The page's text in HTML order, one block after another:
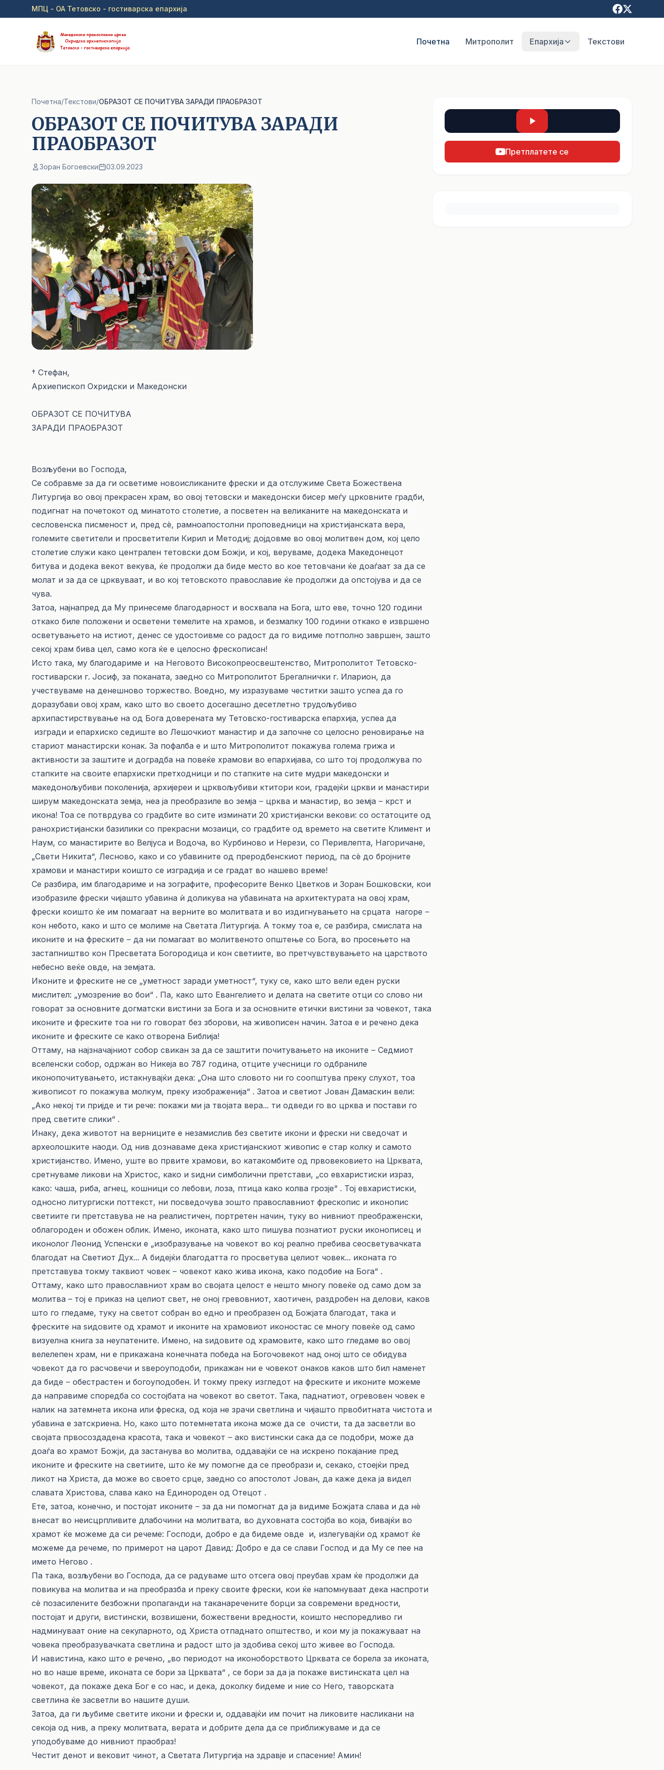
Прејди на главна содржина
МПЦ - ОА Тетовско - гостиварска епархија
Почетна Митрополит Епархија Текстови
Почетна/Текстови/ОБРАЗОТ СЕ ПОЧИТУВА ЗАРАДИ ПРАОБРАЗОТ
ОБРАЗОТ СЕ ПОЧИТУВА ЗАРАДИ
ПРАОБРАЗОТ
Зоран Богоевски 03.09.2023
† Стефан,
Архиепископ Охридски и Македонски
ОБРАЗОТ СЕ ПОЧИТУВА
ЗАРАДИ ПРАОБРАЗОТ
Возљубени во Господа,
Се собравме за да ги осветиме новоисликаните фрески и да отслужиме Света Божествена
Литургија во овој прекрасен храм, во овој тетовски и македонски бисер меѓу црковните градби,
подигнат на почетокот од минатото столетие, а посветен на великаните на македонската и
сесловенска писменост и, пред сѐ, рамноапостолни проповедници на христијанската вера,
големите светители и просветители Кирил и Методиј; дојдовме во овој молитвен дом, кој цело
столетие служи како централен тетовски дом Божји, и кој, веруваме, додека Македонецот
битува и додека векот векува, ќе продолжи да биде место во кое тетовчани ќе доаѓаат за да се
молат и за да се црквуваат, и во кој тетовското православие ќе продолжи да опстојува и да се
чува.
Затоа, најнапред да Му принесеме благодарност и восхвала на Бога, што еве, точно 120 години
откако биле положени и осветени темелите на храмов, и безмалку 100 години откако е извршено
осветувањето на истиот, денес се удостоивме со радост да го видиме потполно завршен, зашто
секој храм бива цел, само кога ќе е целосно фрескописан!
Исто така, му благодариме и на Неговото Високопреосвештенство, Митрополитот Тетовско-
гостиварски г. Јосиф, за поканата, заедно со Митрополитот Брегалнички г. Иларион, да
учествуваме на денешново торжество. Воедно, му изразуваме честитки зашто успеа да го
доразубави овој храм, како што во своето досегашно десетлетно трудољубиво
архипастирствување на од Бога доверената му Тетовско-гостиварска епархија, успеа да
изгради и епархиско седиште во Лешочкиот манастир и да започне со целосно реновирање на
стариот манастирски конак. За пофалба е и што Митрополитот покажува голема грижа и
активности за заштите и доградба на повеќе храмови во епархијава, со што тој продолжува по
стапките на своите епархиски претходници и по стапките на сите мудри македонски и
македонољубиви поколенија, архијереи и црквољубиви ктитори кои, градејќи цркви и манастири
ширум македонската земја, неа ја преобразиле во земја ‒ црква и манастир, во земја ‒ крст и
икона! Тоа се потврдува со градбите во сите изминати 20 христијански векови: со остатоците од
ранохристијански базилики со прекрасни мозаици, со градбите од времето на светите Климент и
Наум, со манастирите во Велјуса и Водоча, во Курбиново и Нерези, со Перивлепта, Нагоричане,
„Свети Никита“, Лесново, како и со убавините од преродбенскиот период, па сѐ до бројните
храмови и манастири коишто се изградија и се градат во нашево време!
Се разбира, им благодариме и на зографите, професорите Венко Цветков и Зоран Бошковски, кои
изобразиле фрески чијашто убавина ѝ доликува на убавината на архитектурата на овој храм,
фрески коишто ќе им помагаат на верните во молитвата и во издигнувањето на срцата нагоре ‒
кон небото, како и што се молиме на Светата Литургија. А токму тоа е, се разбира, смислата на
иконите и на фреските ‒ да ни помагаат во молитвеното општење со Бога, во просењето на
застапништво кон Пресветата Богородица и кон светиите, во претчувствувањето на царството
небесно веќе овде, на земјата.
Иконите и фреските не се „уметност заради уметност“, туку се, како што вели еден руски
мислител: „умозрение во бои“ . Па, како што Евангелието и делата на светите отци со слово ни
говорат за основните догматски вистини за Бога и за основните етички вистини за човекот, така
иконите и фреските тоа ни го говорат без зборови, на живописен начин. Затоа е и речено дека
иконите и фреските се како отворена Библија!
Оттаму, на најзначајниот собор свикан за да се заштити почитувањето на иконите ‒ Седмиот
вселенски собор, одржан во Никеја во 787 година, отците учесници го одбраниле
иконопочитувањето, истакнувајќи дека: „Она што словото ни го соопштува преку слухот, тоа
живописот го покажува молкум, преку изображенија“ . Затоа и светиот Јован Дамаскин вели:
„Ако некој ти пријде и ти рече: покажи ми ја твојата вера... ти одведи го во црква и постави го
пред светите слики“ .
Инаку, дека животот на верниците е незамислив без светите икони и фрески ни сведочат и
археолошките наоди. Од нив дознаваме дека христијанскиот живопис е стар колку и самото
христијанство. Имено, уште во првите храмови, во катакомбите од првовековиетo на Црквата,
сретнуваме ликови на Христос, како и ѕидни симболични претстави, „со евхаристиски израз,
како: чаша, риба, агнец, кошници со лебови, лоза, птица како колва грозје“ . Toj евхаристиски,
односно литургиски поттекст, ни посведочува зошто православниот фрескопис и иконопис
светиите ги претставува не на реалистичен, портретен начин, туку во нивниот преображенски,
облагороден и обожен облик. Имено, иконата, како што пишува познатиот руски иконописец и
иконолог Леонид Успенски е „изобразување на човекот во кој реално пребива сеосветувачката
благодат на Светиот Дух... А бидејќи благодатта го просветува целиот човек... иконата го
претставува токму таквиот човек ‒ човекот како жива икона, како подобие на Бога“ .
Оттаму, како што православниот храм во својата целост е нешто многу повеќе од само дом за
молитва – тој е приказ на целиот свет, не оној гревовниот, хаотичен, раздробен на делови, каков
што го гледаме, туку на светот собран во едно и преобразен од Божјата благодат, така и
фреските на ѕидовите од храмот и иконите на храмовиот иконостас се многу повеќе од само
визуелна книга за неупатените. Имено, на ѕидовите од храмовите, како што гледаме во овој
велелепен храм, ни е прикажана конечната победа на Богочовекот над оној што се обидува
човекот да го расчовечи и ѕвероуподоби, прикажан ни е човекот онаков каков што бил наменет
да биде ‒ обестрастен и богоуподобен. И токму преку изгледот на фреските и иконите можеме
да направиме споредба со состојбата на човекот во светот. Така, паднатиот, огревовен човек е
налик на затемнета икона или фреска, од која не зрачи светлина и чијашто првобитната чистота и
убавина е затскриена. Но, како што потемнетата икона може да се очисти, та да засветли во
својата првосоздадена красота, така и човекот ‒ ако вистински сака да се подобри, може да
доаѓа во храмот Божји, да застанува во молитва, оддавајќи се на искрено покајание пред
иконите и фреските на светиите, што ќе му помогне да се преобрази и, секако, стоејќи пред
ликот на Христа, да може во своето срце, заедно со апостолот Јован, да каже дека ја видел
славата Христова, слава како на Единороден од Отецот .
Ете, затоа, конечно, и постојат иконите ‒ за да ни помогнат да ја видиме Божјата слава и да нѐ
внесат во неисцрпливите длабочини на молитвата, во духовната состојба во која, бивајќи во
храмот ќе можеме да си речеме: Господи, добро е да бидеме овде и, излегувајќи од храмот ќе
можеме да речеме, по примерот на царот Давид: Добро е да се слави Господ и да Му се пее на
името Негово .
Па така, возљубени во Господа, да се радуваме што отсега овој преубав храм ќе продолжи да
повикува на молитва и на преобразба и преку своите фрески, кои ќе напомнуваат дека наспроти
сѐ позасилените безбожни пропаганди на таканаречените борци за современи вредности,
постојат и други, вистински, возвишени, божествени вредности, коишто неспоредливо ги
надминуваат оние на секуларното, од Христа отпаднато општество, и кои му ја покажуваат на
човека преобразувачката светлина и радост што ја здобива секој што живее во Господа.
И навистина, како што е речено, „во периодот на иконоборството Црквата се борела за иконата,
нo во наше време, иконата се бори за Црквата“ , се бори за да ја покаже вистинската цел на
човекот, да покаже дека Бог е со нас, и дека, доколку бидеме и ние со Него, таворската
светлина ќе засветли во нашите души.
Затоа, да ги љубиме светите икони и фрески и, оддавајќи им почит на ликовите насликани на
секоја од нив, а преку молитвата, верата и добрите дела да се приближуваме и да се
уподобуваме до нивниот праобраз!
Честит денот и вековит чинот, а Светата Литургија на здравје и спасение! Амин!
Претплатете се